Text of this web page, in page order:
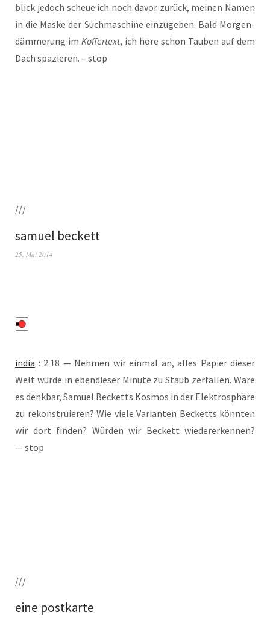
blick jedoch scheue ich noch davor zurück, mei­nen Namen
in die Mas­ke der Such­ma­schine ein­zu­ge­ben. Bald Mor­gen­
däm­me­rung im Kof­fer­text, ich höre schon Tau­ben auf dem
Dach spa­zie­ren. – stop
///
samuel beckett
25. Mai 2014
india : 2.18 — Neh­men wir ein­mal an, alles Papier die­ser
Welt wür­de in eben­die­ser Minu­te zu Staub zer­fal­len. Wäre
es denk­bar, Samu­el Becketts Kos­mos in der Elek­tro­sphä­re
zu rekon­stru­ie­ren? Wie vie­le Vari­an­ten Becketts könn­ten
wir dort fin­den? Wür­den wir Beckett wie­der­erken­nen?
— stop
///
eine postkarte